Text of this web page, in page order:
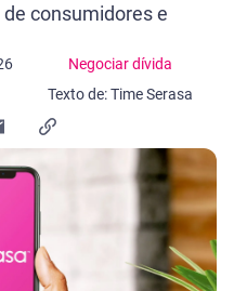
consumidores e
Negociar dívida
Texto de: Time Serasa